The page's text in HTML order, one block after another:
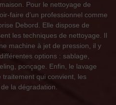
Pour le nettoyage de
faire d’un professionnel comme
Debord. Elle dispose de
les techniques de nettoyage. Il
machine à jet de pression, il y
options : sablage,
ponçage. Enfin, le lavage
traitement qui convient, les
la dégradation.